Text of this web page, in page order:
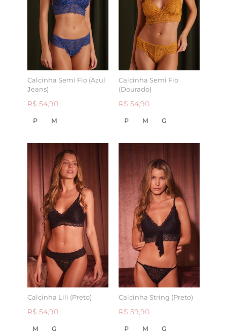
Calcinha Semi Fio (Azul
Jeans)
R$ 54,90
P M
Calcinha Semi Fio
(Dourado)
R$ 54,90
P M G
Calcinha Lili (Preto)
R$ 54,90
M G
Calcinha String (Preto)
R$ 59,90
P M G